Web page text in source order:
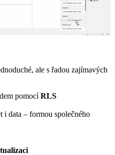
ale s řadou zajímavých
pomocíRLS
i data – formou společného